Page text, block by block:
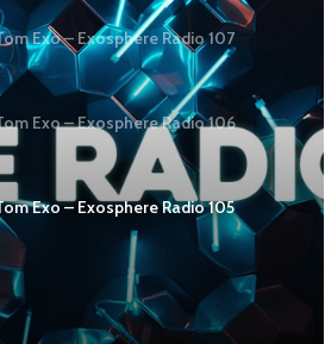
Exo – Exosphere Radio 107
Exo – Exosphere Radio 106
Exo – Exosphere Radio 105